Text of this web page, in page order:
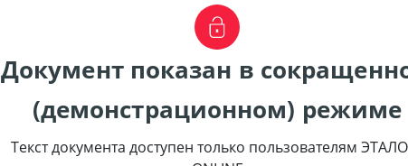
Документ показан в
(демонстрационном) режиме
Текст документа доступен только пользователям